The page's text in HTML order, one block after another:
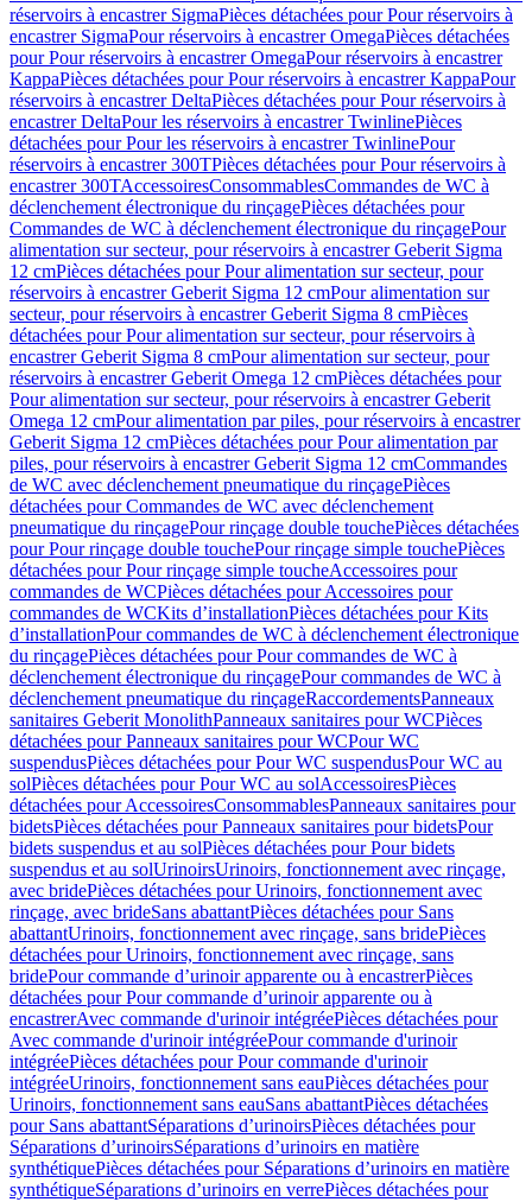
réservoirs à encastrer SigmaPièces détachées pour Pour réservoirs à
encastrer SigmaPour réservoirs à encastrer OmegaPièces détachées
pour Pour réservoirs à encastrer OmegaPour réservoirs à encastrer
KappaPièces détachées pour Pour réservoirs à encastrer KappaPour
réservoirs à encastrer DeltaPièces détachées pour Pour réservoirs à
encastrer DeltaPour les réservoirs à encastrer TwinlinePièces
détachées pour Pour les réservoirs à encastrer TwinlinePour
réservoirs à encastrer 300TPièces détachées pour Pour réservoirs à
encastrer 300TAccessoiresConsommablesCommandes de WC à
déclenchement électronique du rinçagePièces détachées pour
Commandes de WC à déclenchement électronique du rinçagePour
alimentation sur secteur, pour réservoirs à encastrer Geberit Sigma
12 cmPièces détachées pour Pour alimentation sur secteur, pour
réservoirs à encastrer Geberit Sigma 12 cmPour alimentation sur
secteur, pour réservoirs à encastrer Geberit Sigma 8 cmPièces
détachées pour Pour alimentation sur secteur, pour réservoirs à
encastrer Geberit Sigma 8 cmPour alimentation sur secteur, pour
réservoirs à encastrer Geberit Omega 12 cmPièces détachées pour
Pour alimentation sur secteur, pour réservoirs à encastrer Geberit
Omega 12 cmPour alimentation par piles, pour réservoirs à encastrer
Geberit Sigma 12 cmPièces détachées pour Pour alimentation par
piles, pour réservoirs à encastrer Geberit Sigma 12 cmCommandes
de WC avec déclenchement pneumatique du rinçagePièces
détachées pour Commandes de WC avec déclenchement
pneumatique du rinçagePour rinçage double touchePièces détachées
pour Pour rinçage double touchePour rinçage simple touchePièces
détachées pour Pour rinçage simple toucheAccessoires pour
commandes de WCPièces détachées pour Accessoires pour
commandes de WCKits d’installationPièces détachées pour Kits
d’installationPour commandes de WC à déclenchement électronique
du rinçagePièces détachées pour Pour commandes de WC à
déclenchement électronique du rinçagePour commandes de WC à
déclenchement pneumatique du rinçageRaccordementsPanneaux
sanitaires Geberit MonolithPanneaux sanitaires pour WCPièces
détachées pour Panneaux sanitaires pour WCPour WC
suspendusPièces détachées pour Pour WC suspendusPour WC au
solPièces détachées pour Pour WC au solAccessoiresPièces
détachées pour AccessoiresConsommablesPanneaux sanitaires pour
bidetsPièces détachées pour Panneaux sanitaires pour bidetsPour
bidets suspendus et au solPièces détachées pour Pour bidets
suspendus et au solUrinoirsUrinoirs, fonctionnement avec rinçage,
avec bridePièces détachées pour Urinoirs, fonctionnement avec
rinçage, avec brideSans abattantPièces détachées pour Sans
abattantUrinoirs, fonctionnement avec rinçage, sans bridePièces
détachées pour Urinoirs, fonctionnement avec rinçage, sans
bridePour commande d’urinoir apparente ou à encastrerPièces
détachées pour Pour commande d’urinoir apparente ou à
encastrerAvec commande d'urinoir intégréePièces détachées pour
Avec commande d'urinoir intégréePour commande d'urinoir
intégréePièces détachées pour Pour commande d'urinoir
intégréeUrinoirs, fonctionnement sans eauPièces détachées pour
Urinoirs, fonctionnement sans eauSans abattantPièces détachées
pour Sans abattantSéparations d’urinoirsPièces détachées pour
Séparations d’urinoirsSéparations d’urinoirs en matière
synthétiquePièces détachées pour Séparations d’urinoirs en matière
synthétiqueSéparations d’urinoirs en verrePièces détachées pour